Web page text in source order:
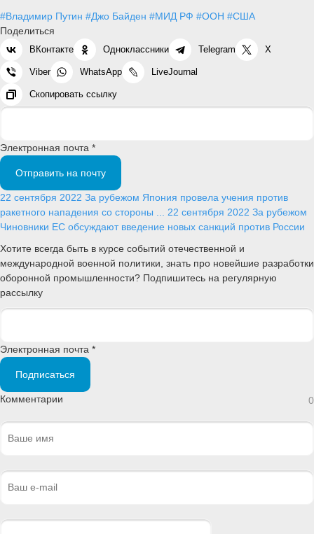
#Владимир Путин #Джо Байден #МИД РФ #ООН #США
Поделиться
ВКонтакте Одноклассники Telegram X
Viber WhatsApp LiveJournal
Скопировать ссылку
Электронная почта *
Отправить на почту
22 сентября 2022 За рубежом Япония провела учения против
ракетного нападения со стороны ... 22 сентября 2022 За рубежом
Чиновники ЕС обсуждают введение новых санкций против России
Хотите всегда быть в курсе событий отечественной и
международной военной политики, знать про новейшие разработки
оборонной промышленности? Подпишитесь на регулярную
рассылку
Электронная почта *
Подписаться
Комментарии 0